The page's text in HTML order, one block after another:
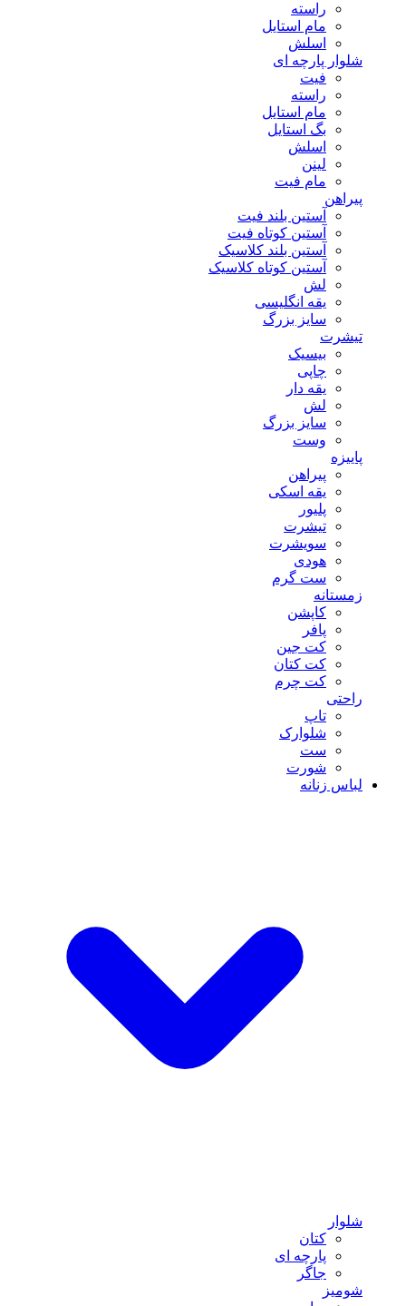
راسته
مام استایل
اسلش
شلوار پارچه ای
فیت
راسته
مام استایل
بگ استایل
اسلش
لینن
مام فیت
پیراهن
آستین بلند فیت
آستین کوتاه فیت
آستین بلند کلاسیک
آستین کوتاه کلاسیک
لش
یقه انگلیسی
سایز بزرگ
تیشرت
بیسیک
چاپی
یقه دار
لش
سایز بزرگ
وست
پاییزه
پیراهن
یقه اسکی
پلیور
تیشرت
سویشرت
هودی
ست گرم
زمستانه
کاپشن
پافر
کت جین
کت کتان
کت چرم
راحتی
تاپ
شلوارک
ست
شورت
لباس زنانه
شلوار
کتان
پارچه ای
جاگر
شومیز